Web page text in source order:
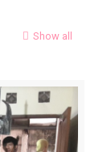
Show all